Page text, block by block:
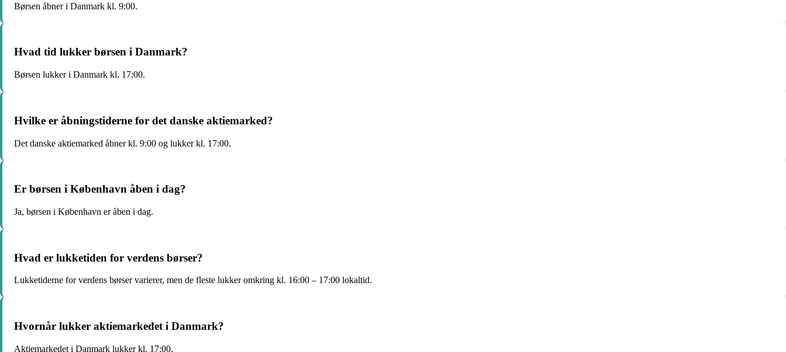
Børsen åbner i Danmark kl. 9:00.
Hvad tid lukker børsen i Danmark?
Børsen lukker i Danmark kl. 17:00.
Hvilke er åbningstiderne for det danske aktiemarked?
Det danske aktiemarked åbner kl. 9:00 og lukker kl. 17:00.
Er børsen i København åben i dag?
Ja, børsen i København er åben i dag.
Hvad er lukketiden for verdens børser?
Lukketiderne for verdens børser varierer, men de fleste lukker omkring kl. 16:00 – 17:00 lokaltid.
Hvornår lukker aktiemarkedet i Danmark?
Aktiemarkedet i Danmark lukker kl. 17:00.